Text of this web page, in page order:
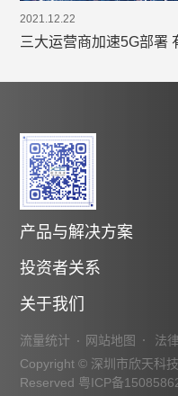
2021.12.22
三大运营商加速5G部署
产品与解决方案
投资者关系
关于我们
流量统计 网站地图 法
Copyright © 深圳市欣天科
Reserved 粤ICP备